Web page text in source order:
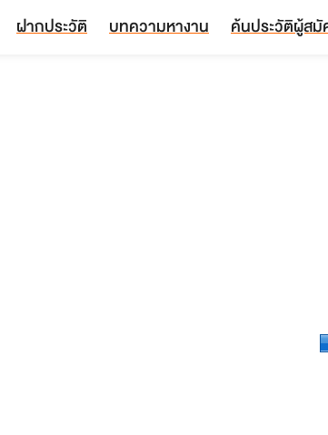
ฝากประวัติ บทความหางาน ค้นประวัติผู้สมั